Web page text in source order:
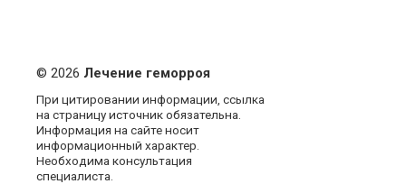
© 2026 Лечение геморроя
При цитировании информации, ссылка
на страницу источник обязательна.
Информация на сайте носит
информационный характер.
Необходима консультация
специалиста.